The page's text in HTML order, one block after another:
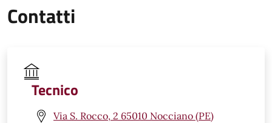
Contatti
Tecnico
Via S. Rocco, 2 65010 Nocciano (PE)